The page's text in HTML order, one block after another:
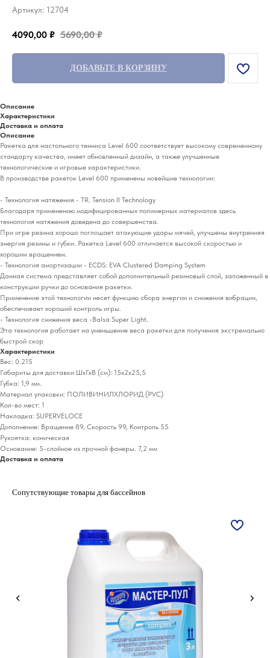
Артикул: 12704
4090,00 ₽ 5690,00 ₽
ДОБАВЬТЕ В КОРЗИНУ
Описание
Характеристики
Доставка и оплата
Описание
Ракетка для настольного тенниса Level 600 соответствует высокому современному
стандарту качества, имеет обновленный дизайн, а также улучшенные
технологические и игровые характеристики.
В производстве ракеток Level 600 применены новейшие технологии:
- Технология натяжения - TR. Tension Il Technology
Благодаря применению модифицированных полимерных материалов здесь
технология натяжения доведена до совершенства.
При игре резина хорошо поглощает атакующие удары мячей, улучшены внутренняя
энергия резины и губки. Ракетка Level 600 отличается высокой скоростью и
хорошим вращением.
- Технология амортизации - ECDS: EVA Clustered Damping System
Данная система представляет собой дополнительный резиновый слой, заложенный в
конструкции ручки до основания ракетки.
Применение этой технологии несет функцию сбора энергии и снижения вибрации,
обеспечивает хороший контроль игры.
- Технология снижения веса -Balsa Super Light.
Эта технология работает на уменьшение веса ракетки для получения экстремально
быстрой скор
Характеристики
Вес: 0.215
Габариты для доставки ШхГхВ (см): 15х2х25,5
Губка: 1,9 мм.
Материал упаковки: ПОЛИВИНИЛХЛОРИД (PVC)
Кол-во мест: 1
Накладка: SUPERVELOCE
Дополнение: Вращение 89, Скорость 99, Контроль 55
Рукоятка: коническая
Основание: 5-слойное из прочной фанеры. 7,2 мм
Доставка и оплата
Сопутствующие товары для бассейнов